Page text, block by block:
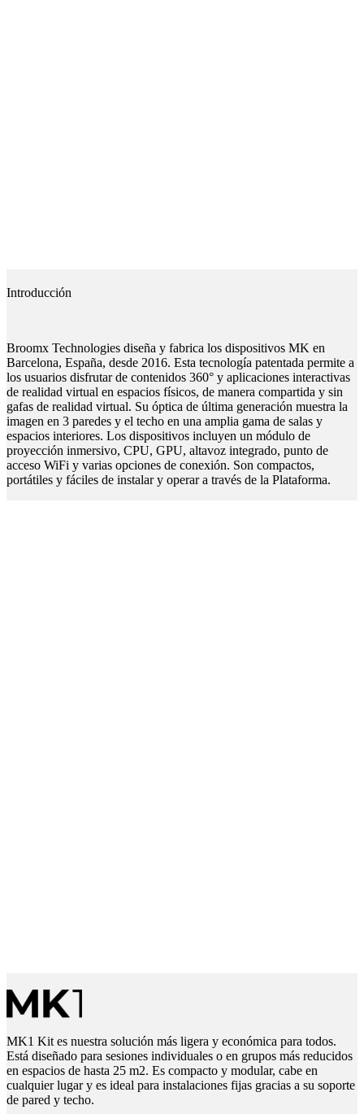
Introducción
Broomx Technologies diseña y fabrica los dispositivos MK en
Barcelona, España, desde 2016. Esta tecnología patentada permite a
los usuarios disfrutar de contenidos 360° y aplicaciones interactivas
de realidad virtual en espacios físicos, de manera compartida y sin
gafas de realidad virtual. Su óptica de última generación muestra la
imagen en 3 paredes y el techo en una amplia gama de salas y
espacios interiores. Los dispositivos incluyen un módulo de
proyección inmersivo, CPU, GPU, altavoz integrado, punto de
acceso WiFi y varias opciones de conexión. Son compactos,
portátiles y fáciles de instalar y operar a través de la Plataforma.
MK1 Kit es nuestra solución más ligera y económica para todos.
Está diseñado para sesiones individuales o en grupos más reducidos
en espacios de hasta 25 m2. Es compacto y modular, cabe en
cualquier lugar y es ideal para instalaciones fijas gracias a su soporte
de pared y techo.